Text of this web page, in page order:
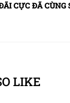
CỰC ĐÃ CÙNG
LIKE